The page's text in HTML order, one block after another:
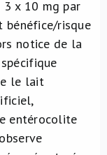
3 x 10 mg par
bénéfice/risque
notice de la
le lait
entérocolite